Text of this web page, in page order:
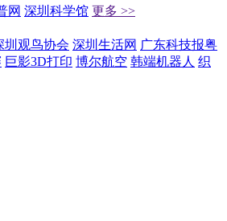
网 深圳科学馆 更多 >>
圳观鸟协会 深圳生活网 广东科技报粤
巨影3D打印 博尔航空 韩端机器人 织